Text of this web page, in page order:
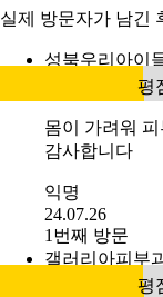
실제 방문자가 남긴
성북우리아이
평
몸이 가려워
감사합니다
익명
24.07.26
1번째 방문
갤러리아피부
평